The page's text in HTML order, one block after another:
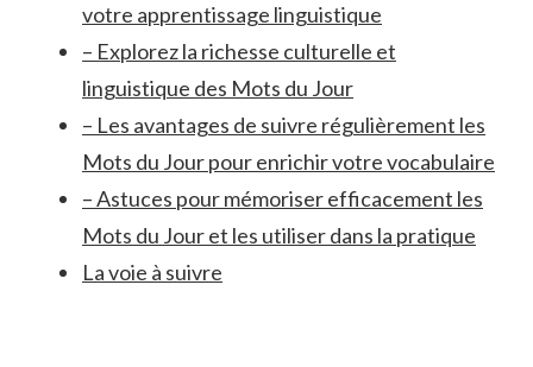
votre apprentissage⁣ linguistique
– Explorez la richesse culturelle et
linguistique des ‍Mots du Jour
– Les ​avantages de suivre régulièrement les​
Mots du ⁤Jour‌ pour enrichir votre​ vocabulaire
– Astuces⁤ pour mémoriser efficacement les
Mots du ⁢Jour et les utiliser dans la pratique
La voie à‌ suivre